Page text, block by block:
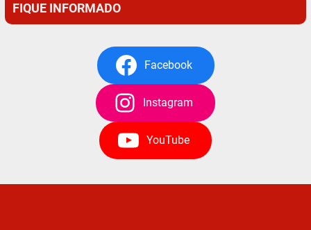
FIQUE INFORMADO
Facebook
Instagram
YouTube